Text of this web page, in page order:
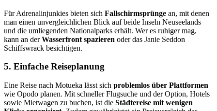
Für Adrenalinjunkies bieten sich Fallschirmsprünge an, mit denen
man einen unvergleichlichen Blick auf beide Inseln Neuseelands
und die umliegenden Nationalparks erhält. Wer es ruhiger mag,
kann an derWasserfront spazieren oder das Janie Seddon
Schiffswrack besichtigen.
5. Einfache Reiseplanung
Eine Reise nach Motueka lässt sich problemlos über Plattformen
wie Opodo planen. Mit schneller Flugsuche und der Option, Hotels
sowie Mietwagen zu buchen, ist die Städtereise mit wenigen